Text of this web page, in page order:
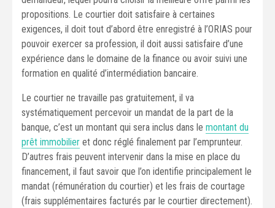
propositions. Le courtier doit satisfaire à certaines
exigences, il doit tout d’abord être enregistré à l’ORIAS pour
pouvoir exercer sa profession, il doit aussi satisfaire d’une
expérience dans le domaine de la finance ou avoir suivi une
formation en qualité d’intermédiation bancaire.
Le courtier ne travaille pas gratuitement, il va
systématiquement percevoir un mandat de la part de la
banque, c’est un montant qui sera inclus dans le montant du
prêt immobilier et donc réglé finalement par l’emprunteur.
D’autres frais peuvent intervenir dans la mise en place du
financement, il faut savoir que l’on identifie principalement le
mandat (rémunération du courtier) et les frais de courtage
(frais supplémentaires facturés par le courtier directement).